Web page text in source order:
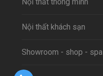
Nội thất khách sạn
Showroom - shop - spa